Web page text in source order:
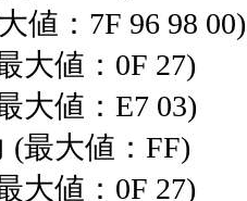
値：7F 96 98 00)
大値：0F 27)
大値：E7 03)
(最大値：FF)
大値：0F 27)